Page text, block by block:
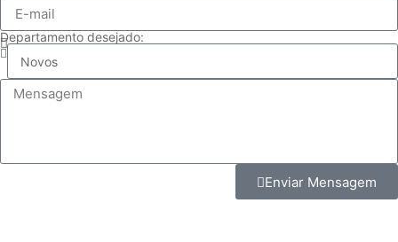
Departamento desejado:
Enviar Mensagem